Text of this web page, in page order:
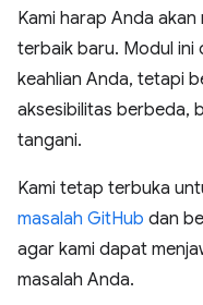
Kami harap Anda
terbaik baru. Modul ini
keahlian Anda, tetapi
aksesibilitas berbeda,
tangani.
Kami tetap terbuka
masalah GitHub dan
agar kami dapat
masalah Anda.